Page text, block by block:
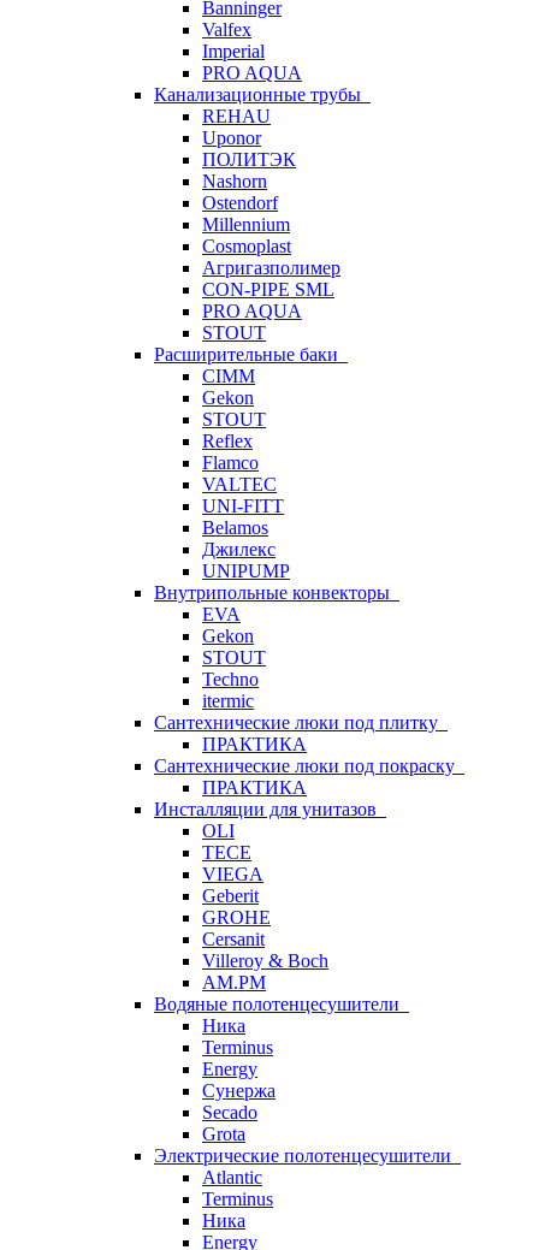
Banninger
Valfex
Imperial
PRO AQUA
Канализационные трубы
REHAU
Uponor
ПОЛИТЭК
Nashorn
Ostendorf
Millennium
Cosmoplast
Агригазполимер
CON-PIPE SML
PRO AQUA
STOUT
Расширительные баки
CIMM
Gekon
STOUT
Reflex
Flamco
VALTEC
UNI-FITT
Belamos
Джилекс
UNIPUMP
Внутрипольные конвекторы
EVA
Gekon
STOUT
Techno
itermic
Сантехнические люки под плитку
ПРАКТИКА
Сантехнические люки под покраску
ПРАКТИКА
Инсталляции для унитазов
OLI
TECE
VIEGA
Geberit
GROHE
Cersanit
Villeroy & Boch
AM.PM
Водяные полотенцесушители
Ника
Terminus
Energy
Сунержа
Secado
Grota
Электрические полотенцесушители
Atlantic
Terminus
Ника
Energy